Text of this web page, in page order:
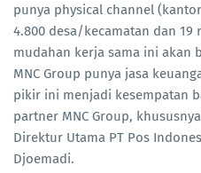
punya physical channel
4.800 desa/kecamatan dan 19
mudahan kerja sama ini akan
MNC Group punya jasa
pikir ini menjadi kesempatan
partner MNC Group,
Direktur Utama PT Pos
Djoemadi.